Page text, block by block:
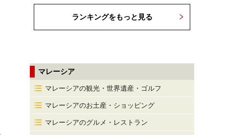
ランキングをもっと見る
マレーシア
マレーシアの観光・世界遺産・ゴルフ
マレーシアのお土産・ショッピング
マレーシアのグルメ・レストラン